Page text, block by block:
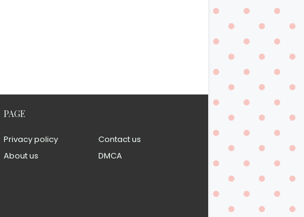
PAGE
Privacy policy
Contact us
About us
DMCA